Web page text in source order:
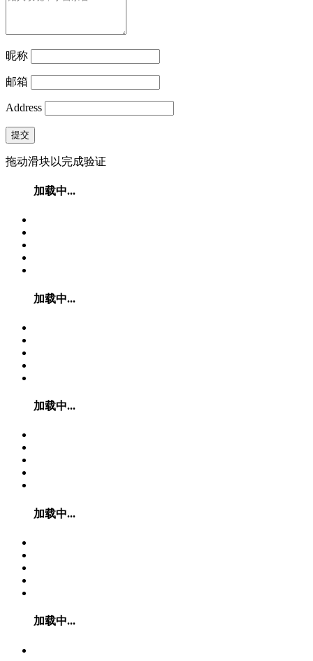
昵称
邮箱
Address
提交
拖动滑块以完成验证
加载中...
加载中...
加载中...
加载中...
加载中...